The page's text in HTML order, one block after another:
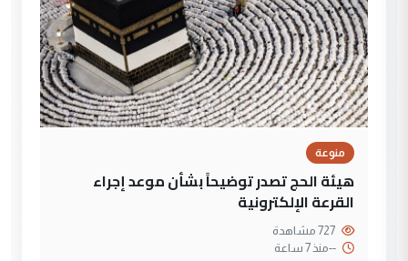
منوعة
هيئة الحج تصدر توضيحاً بشأن موعد إجراء
القرعة الإلكترونية
--منذ 7 ساعة